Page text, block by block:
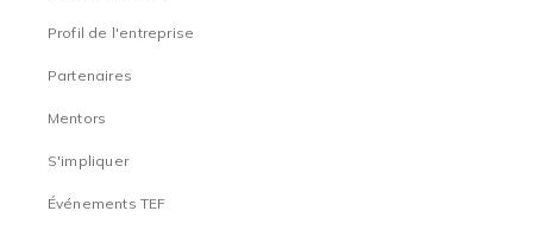
Profil de l'entreprise
Partenaires
Mentors
S'impliquer
Événements TEF